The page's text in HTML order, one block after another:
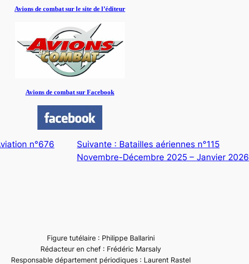
Avions de combat sur le site de l’éditeur
Avions de combat sur Facebook
n°676
Suivante : Batailles aériennes n°115
Novembre-Décembre 2025 – Janvier 2026
Figure tutélaire : Philippe Ballarini
Rédacteur en chef : Frédéric Marsaly
Responsable département périodiques : Laurent Rastel